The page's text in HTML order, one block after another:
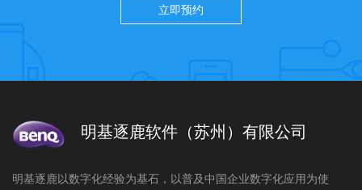
立即预约
明基逐鹿软件（苏州）有限公司
明基逐鹿以数字化经验为基石，以普及中国企业数字化应用为使